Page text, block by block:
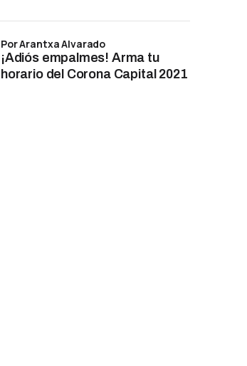
¡Adiós empalmes! Arma tu
horario del Corona Capital 2021
por Arantxa Alvarado